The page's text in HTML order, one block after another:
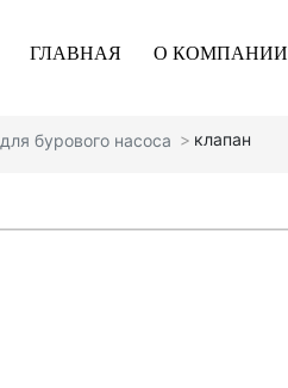
ГЛАВНАЯ О КОМПАНИИ
бурового насоса клапан